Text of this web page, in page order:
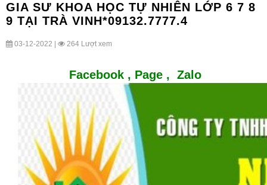
GIA SƯ KHOA HỌC TỰ NHIÊN LỚP 6 7 8
9 TẠI TRÀ VINH*09132.7777.4
03-12-2022 | 264 Lượt xem
Facebook , Page , Zalo